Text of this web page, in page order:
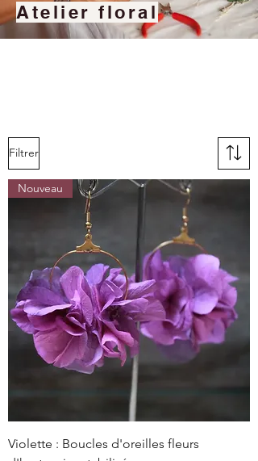
Atelier floral
Filtrer
Nouveau
Violette : Boucles d'oreilles fleurs